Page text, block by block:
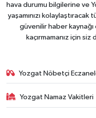
hava durumu bilgilerine ve
yaşamınızı
güvenilir haber
kaçırmamanız için siz
Yozgat Nöbetçi
Yozgat Namaz Vakitleri